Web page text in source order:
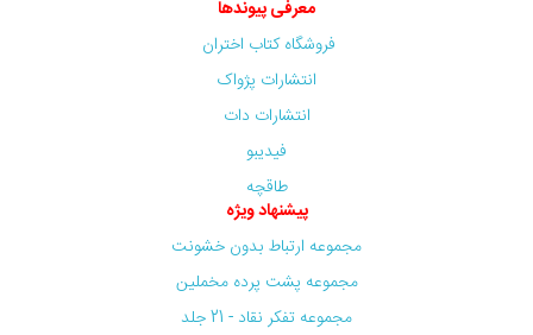
معرفی پیوندها
فروشگاه کتاب اختران
انتشارات پژواک
انتشارات دات
فیدیبو
طاقچه
پیشنهاد ویژه
مجموعه ارتباط بدون خشونت
مجموعه پشت پرده مخملین
مجموعه تفکر نقاد - 21 جلد